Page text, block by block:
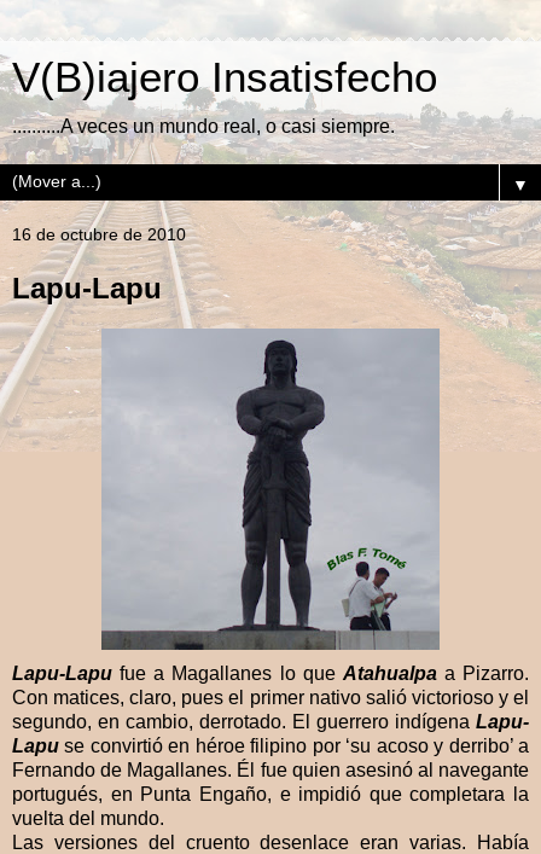
V(B)iajero Insatisfecho
..........A veces un mundo real, o casi siempre.
▼
16 de octubre de 2010
Lapu-Lapu
Lapu-Lapu fue a Magallanes lo que Atahualpaa Pizarro.
Con matices, claro, pues el primer nativo salió victorioso y el
segundo, en cambio, derrotado. El guerrero indígena Lapu-
Lapu se convirtió en héroe filipino por ‘su acoso y derribo’ a
Fernando de Magallanes. Él fue quien asesinó al navegante
portugués, en Punta Engaño, e impidió que completara la
vuelta del mundo.
Las versiones del cruento desenlace eran varias. Había